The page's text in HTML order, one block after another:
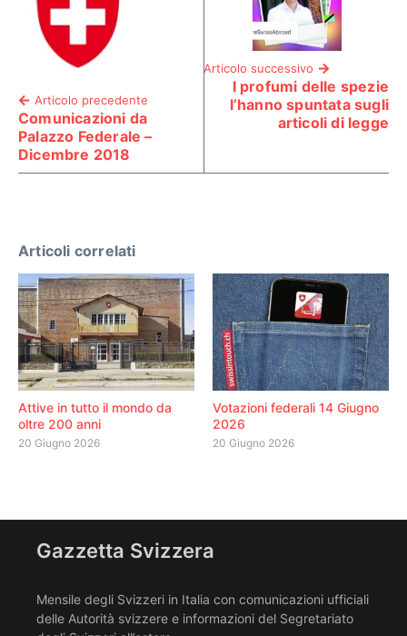
Articolo precedente
Comunicazioni da
Palazzo Federale –
Dicembre 2018
Articolo successivo
I profumi delle spezie
l’hanno spuntata sugli
articoli di legge
Articoli correlati
Attive in tutto il mondo da
oltre 200 anni
20 Giugno 2026
Votazioni federali 14 Giugno
2026
20 Giugno 2026
Gazzetta Svizzera
Mensile degli Svizzeri in Italia con comunicazioni ufficiali
delle Autorità svizzere e informazioni del Segretariato